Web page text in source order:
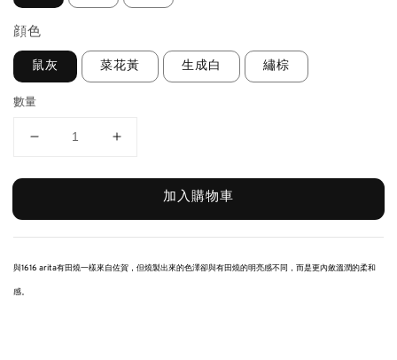
顔色
鼠灰 菜花黃 生成白 繡棕
數量
加入購物車
與1616 arita有田燒一樣來自佐賀，但燒製出來的色澤卻與有田燒的明亮感不同，而是更內斂溫潤的柔和
感。